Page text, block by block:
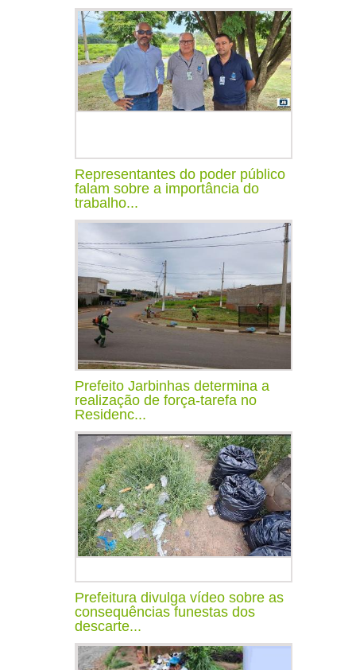
Representantes do poder público
falam sobre a importância do
trabalho...
Prefeito Jarbinhas determina a
realização de força-tarefa no
Residenc...
Prefeitura divulga vídeo sobre as
consequências funestas dos
descarte...